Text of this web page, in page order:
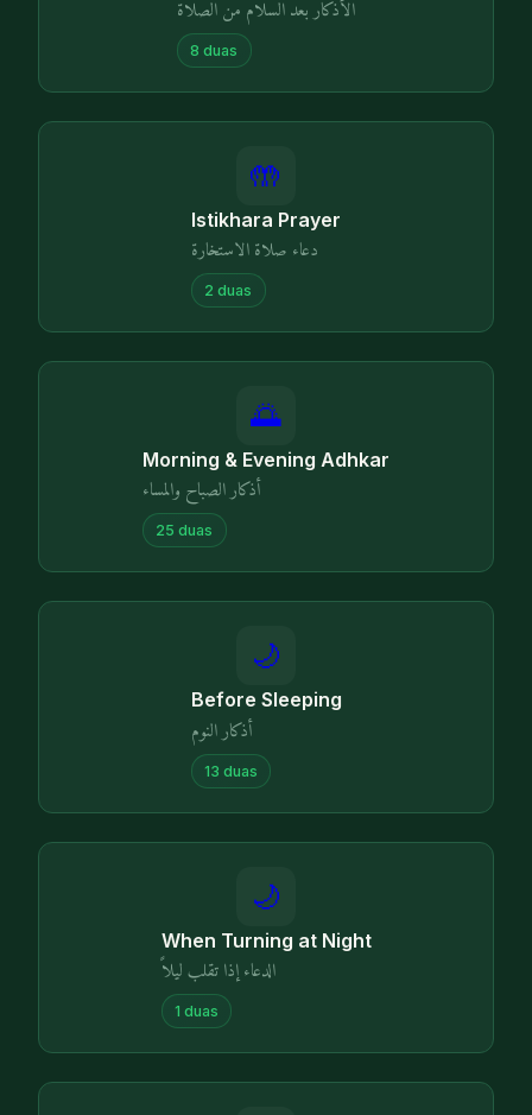
الأذكار بعد السلام من الصلاة
8 duas
🤲
Istikhara Prayer
دعاء صلاة الاستخارة
2 duas
🌅
Morning & Evening Adhkar
أذكار الصباح والمساء
25 duas
🌙
Before Sleeping
أذكار النوم
13 duas
🌙
When Turning at Night
الدعاء إذا تقلب ليلاً
1 duas